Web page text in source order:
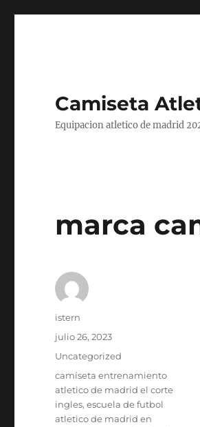
Camiseta
Equipacion atletico de madrid
marca
Autor
istern
Publicado
julio 26, 2023
Categorías
Uncategorized
Etiquetas
camiseta entrenamiento
atletico de madrid el corte
ingles,escuela de futbol
atletico de madrid en